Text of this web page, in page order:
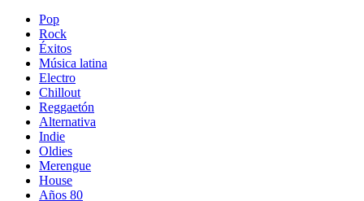
Pop
Rock
Éxitos
Música latina
Electro
Chillout
Reggaetón
Alternativa
Indie
Oldies
Merengue
House
Años 80